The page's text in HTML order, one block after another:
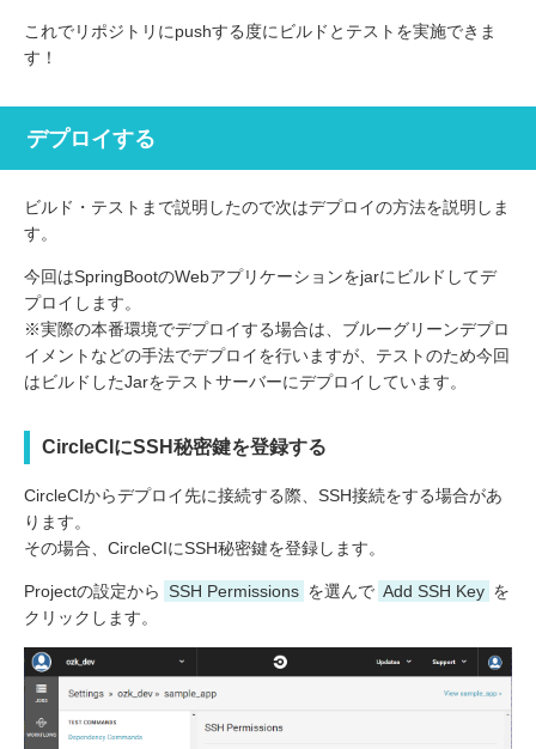
これでリポジトリにpushする度にビルドとテストを実施できま
す！
デプロイする
ビルド・テストまで説明したので次はデプロイの方法を説明しま
す。
今回はSpringBootのWebアプリケーションをjarにビルドしてデ
プロイします。
※実際の本番環境でデプロイする場合は、ブルーグリーンデプロ
イメントなどの手法でデプロイを行いますが、テストのため今回
はビルドしたJarをテストサーバーにデプロイしています。
CircleCIにSSH秘密鍵を登録する
CircleCIからデプロイ先に接続する際、SSH接続をする場合があ
ります。
その場合、CircleCIにSSH秘密鍵を登録します。
Projectの設定から SSH Permissions を選んで Add SSH Key を
クリックします。